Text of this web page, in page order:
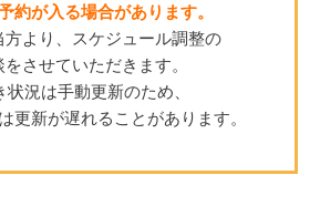
約が入る場合があります。
方より、スケジュール調整の
をさせていただきます。
況は手動更新のため、
更新が遅れることがあります。